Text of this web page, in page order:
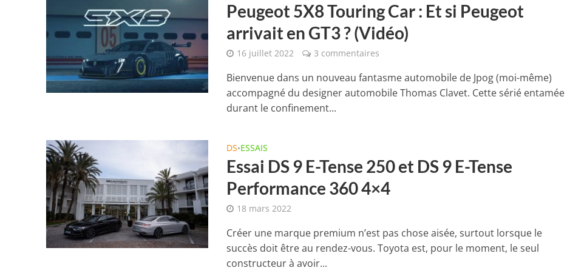
Peugeot 5X8 Touring Car : Et si Peugeot
arrivait en GT3 ? (Vidéo)
16 juillet 2022 3 commentaires
Bienvenue dans un nouveau fantasme automobile de Jpog (moi-même)
accompagné du designer automobile Thomas Clavet. Cette sérié entamée
durant le confinement...
DS•ESSAIS
Essai DS 9 E-Tense 250 et DS 9 E-Tense
Performance 360 4×4
18 mars 2022
Créer une marque premium n’est pas chose aisée, surtout lorsque le
succès doit être au rendez-vous. Toyota est, pour le moment, le seul
constructeur à avoir...